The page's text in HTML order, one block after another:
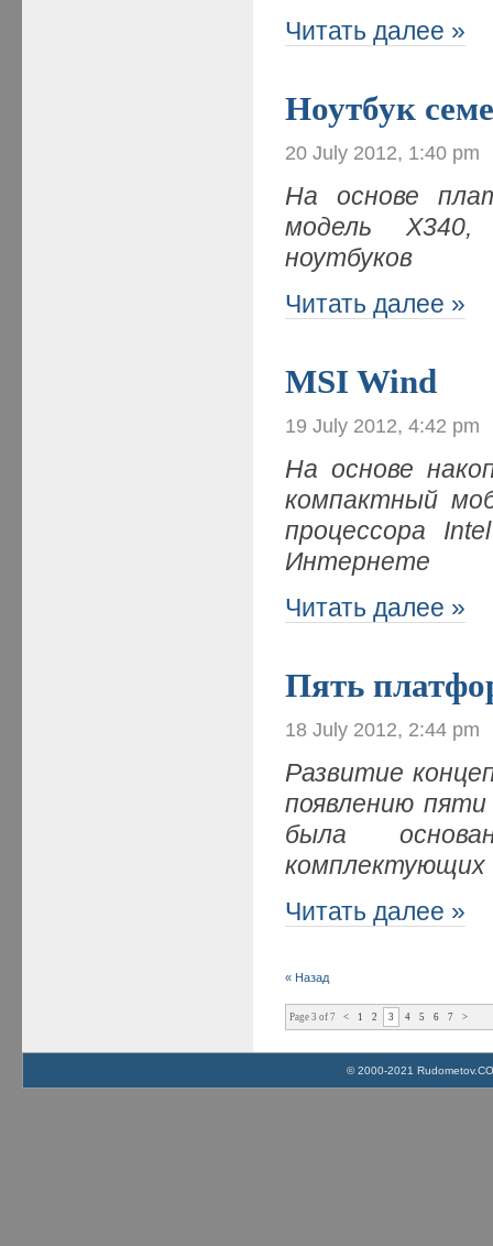
Читать далее »
Ноутбук
20 July 2012, 1:40 pm
На основе
модель X340,
ноутбуков
Читать далее »
MSI Wind
19 July 2012, 4:42 pm
На основе
компактный
процессора
Интернете
Читать далее »
Пять
18 July 2012, 2:44 pm
Развитие
появлению
была
комплектующих
Читать далее »
« Назад
Page 3 of 7 < 1 2 3 4 5 6 7 >
© 2000-2021